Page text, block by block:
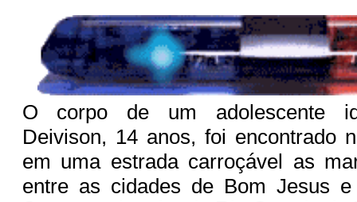
O corpo de um adolescente
Deivison, 14 anos, foi encontrado
em uma estrada carroçável as
entre as cidades de Bom Jesus